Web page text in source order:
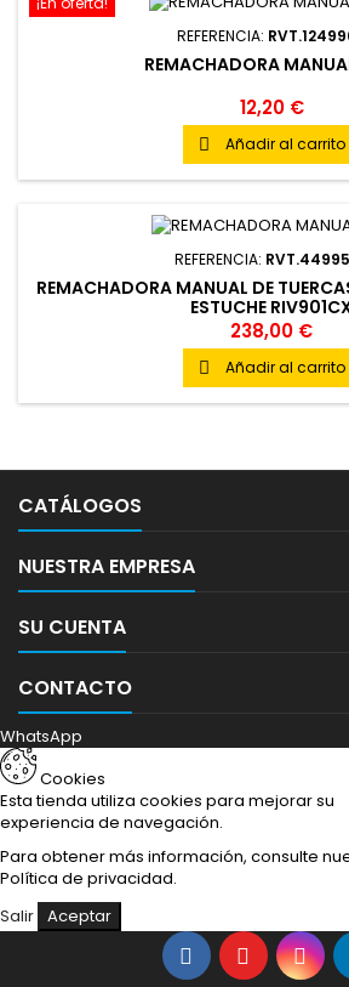
REFERENCIA:
REMACHADORA
12,20 €
 Añadir al carrito
REFERENCIA:
REMACHADORA MANUAL DE
ESTUCHE
238,00 €
 Añadir al carrito
CATÁLOGOS
NUESTRA EMPRESA
SU CUENTA
CONTACTO
WhatsApp
Cookies
Esta tienda utiliza cookies para mejorar su
experiencia de navegación.
Para obtener más información, consulte
Política de privacidad.
Salir Aceptar